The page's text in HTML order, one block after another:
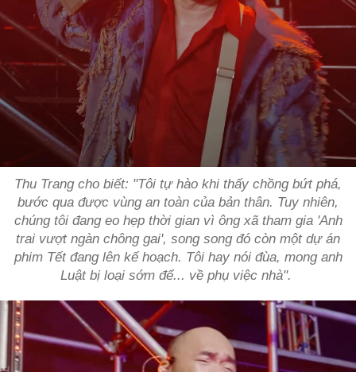
Thu Trang cho biết: "Tôi tự hào khi thấy chồng bứt phá,
bước qua được vùng an toàn của bản thân. Tuy nhiên,
chúng tôi đang eo hẹp thời gian vì ông xã tham gia 'Anh
trai vượt ngàn chông gai', song song đó còn một dự án
phim Tết đang lên kế hoạch. Tôi hay nói đùa, mong anh
Luật bị loại sớm để... về phụ việc nhà".